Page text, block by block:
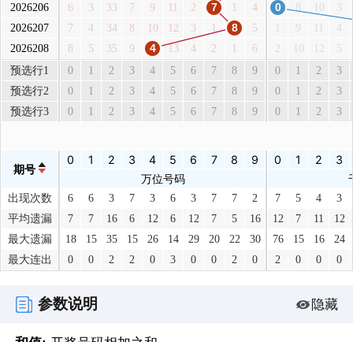
2026206
6 3 33 7 9 11 2 7 1 4 0 8 10
3
2026207
7 4 34 8 10 12 3 1 8 5 1 9 11
4
2026208
8 5 35 9 4 13 4 2 1 6 2 10 12
5
预选行1
0 1 2 3 4 5 6 7 8 9 0 1 2
3
预选行2
0 1 2 3 4 5 6 7 8 9 0 1 2
3
预选行3
0 1 2 3 4 5 6 7 8 9 0 1 2 3
期号
0 1 2 3 4 5 6 7 8 9 0 1 2
3
万位号码
出现次数 6 6 3 7 3 6 3 7 7 2 7 5 4
3
平均遗漏
7 7 16 6 12 6 12 7 5 16 12 7 11
12
最大遗漏
18 15 35 15 26 14 29 20 22 30 76 15 16
24
最大连出
0 0 2 2 0 3 0 0 2 0 2 0 0 0
参数说明 隐藏